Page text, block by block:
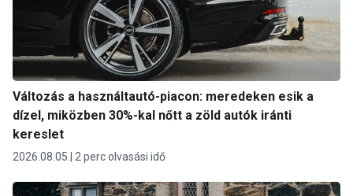
Változás a használtautó-piacon: meredeken esik a
dízel, miközben 30%-kal nőtt a zöld autók iránti
kereslet
2026.08.05. 2 perc olvasási idő